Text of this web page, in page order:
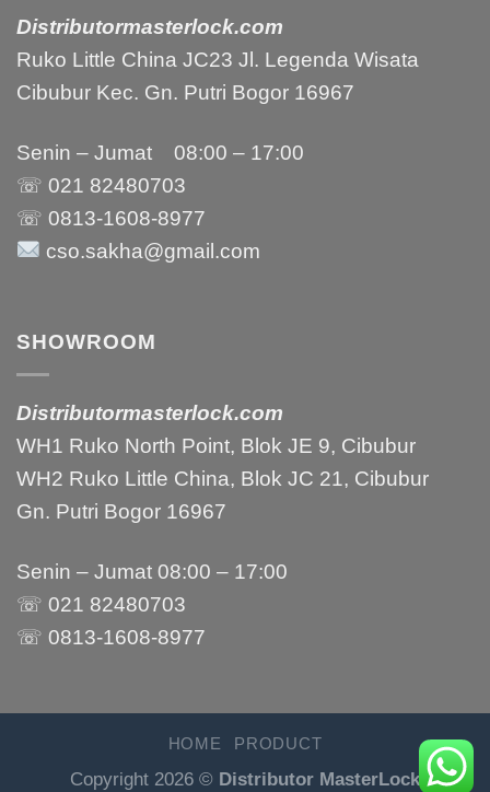
Distributormasterlock.com
Ruko Little China JC23 Jl. Legenda Wisata
Cibubur Kec. Gn. Putri Bogor 16967
Senin – Jumat 08:00 – 17:00
☏ 021 82480703
☏ 0813-1608-8977
cso.sakha@gmail.com
SHOWROOM
Distributormasterlock.com
WH1 Ruko North Point, Blok JE 9, Cibubur
WH2 Ruko Little China, Blok JC 21, Cibubur
Gn. Putri Bogor 16967
Senin – Jumat 08:00 – 17:00
☏ 021 82480703
☏ 0813-1608-8977
HOME PRODUCT
Copyright 2026 © Distributor MasterLock